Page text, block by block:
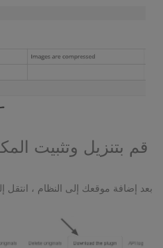
قم بتنزيل وتثبيت
بعد إضافة موقعك إلى النظام ، انتقل